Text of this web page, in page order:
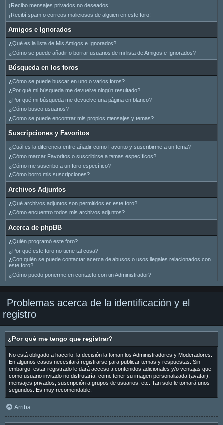
¡Recibo mensajes privados no deseados!
¡Recibí spam o correos maliciosos de alguien en este foro!
Amigos e Ignorados
¿Qué es la lista de Mis Amigos e Ignorados?
¿Cómo se puede añadir o borrar usuarios de mi lista de Amigos e Ignorados?
Búsqueda en los foros
¿Cómo se puede buscar en uno o varios foros?
¿Por qué mi búsqueda me devuelve ningún resultado?
¿Por qué mi búsqueda me devuelve una página en blanco?
¿Cómo busco usuarios?
¿Como se puede encontrar mis propios mensajes y temas?
Suscripciones y Favoritos
¿Cuál es la diferencia entre añadir como Favorito y suscribirme a un tema?
¿Cómo marcar Favoritos o suscribirse a temas específicos?
¿Cómo me suscribo a un foro específico?
¿Cómo borro mis suscripciones?
Archivos Adjuntos
¿Qué archivos adjuntos son permitidos en este foro?
¿Cómo encuentro todos mis archivos adjuntos?
Acerca de phpBB
¿Quién programó este foro?
¿Por qué este foro no tiene tal cosa?
¿Con quién se puede contactar acerca de abusos o usos ilegales relacionados con
este foro?
¿Cómo puedo ponerme en contacto con un Administrador?
Problemas acerca de la identificación y el
registro
¿Por qué me tengo que registrar?
No está obligado a hacerlo, la decisión la toman los Administradores y Moderadores.
En algunos casos necesitará registrarse para publicar temas y respuestas. Sin
embargo, estar registrado le dará acceso a contenidos adicionales y/o ventajas que
como usuario invitado no disfrutaría, como tener su imagen personalizada (avatar),
mensajes privados, suscripción a grupos de usuarios, etc. Tan solo le tomará unos
segundos. Es muy recomendable.
Arriba